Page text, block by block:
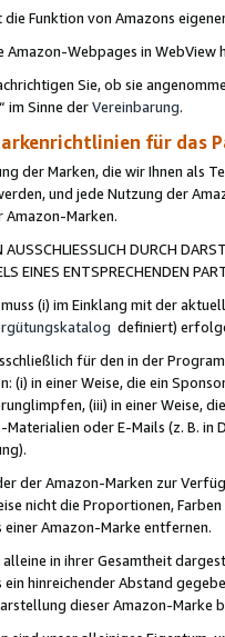
Funktion von Amazons
Amazon-Webpages in WebView
Sie, ob sie
“ im Sinne derVereinbarung.
für das
der Marken, die wir Ihnen als
und jede Nutzung der
Amazon-Marken.
DURCH
EINES ENTSPRECHENDEN
(i) im Einklang mit der
definiert)
für den in der
in einer Weise, die ein
(iii) in einer Weise,
oder E-Mails (z. B. in
der Amazon-Marken zur
nicht die Proportionen,
einer Amazon-Marke entfernen.
in ihrer Gesamtheit
hinreichender Abstand
dieser Amazon-Marke